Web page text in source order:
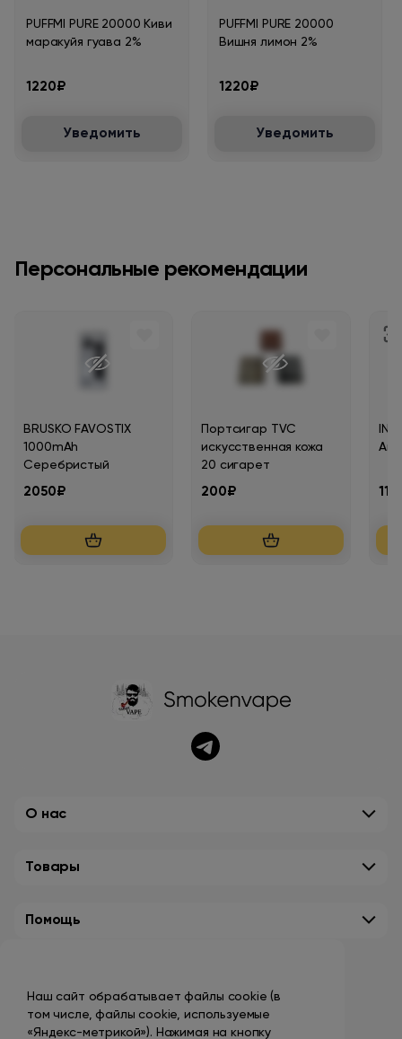
Наш сайт обрабатывает файлы cookie (в
том числе, файлы cookie, используемые
«Яндекс-метрикой»). Нажимая на кнопку
PUFFMI PURE 20000 Киви
маракуйя гуава 2%
1220₽
Уведомить
PUFFMI PURE 20000
Вишня лимон 2%
1220₽
Уведомить
Персональные рекомендации
BRUSKO FAVOSTIX
1000mAh
Серебристый
2050₽
Портсигар TVC
искусственная кожа
20 сигарет
200₽
О нас
Товары
Помощь
+7 (495) 149-10-99
promo@smokenvape.su